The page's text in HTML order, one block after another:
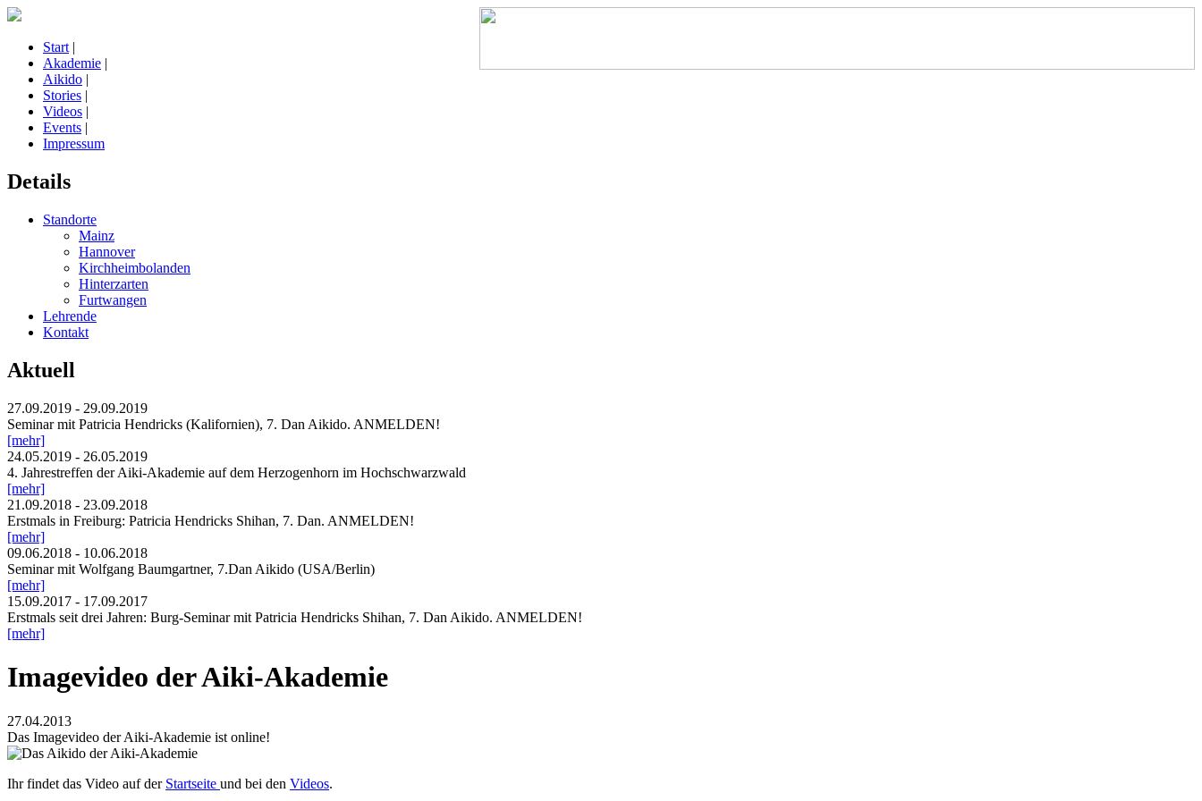
Start |
Akademie |
Aikido |
Stories |
Videos |
Events |
Impressum
Details
Standorte
Mainz
Hannover
Kirchheimbolanden
Hinterzarten
Furtwangen
Lehrende
Kontakt
Aktuell
27.09.2019 - 29.09.2019
Seminar mit Patricia Hendricks (Kalifornien), 7. Dan Aikido. ANMELDEN!
[mehr]
24.05.2019 - 26.05.2019
4. Jahrestreffen der Aiki-Akademie auf dem Herzogenhorn im Hochschwarzwald
[mehr]
21.09.2018 - 23.09.2018
Erstmals in Freiburg: Patricia Hendricks Shihan, 7. Dan. ANMELDEN!
[mehr]
09.06.2018 - 10.06.2018
Seminar mit Wolfgang Baumgartner, 7.Dan Aikido (USA/Berlin)
[mehr]
15.09.2017 - 17.09.2017
Erstmals seit drei Jahren: Burg-Seminar mit Patricia Hendricks Shihan, 7. Dan Aikido. ANMELDEN!
[mehr]
Imagevideo der Aiki-Akademie
27.04.2013
Das Imagevideo der Aiki-Akademie ist online!
Ihr findet das Video auf der Startseite und bei den Videos.